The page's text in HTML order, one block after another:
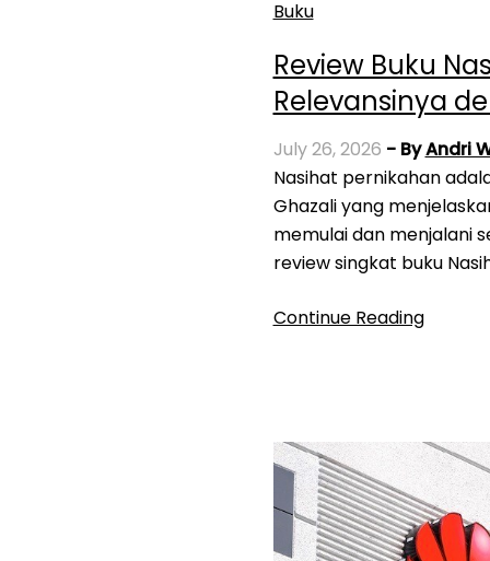
Buku
Review Buku
Relevansinya
July 26, 2026 - ByAndri
Nasihat pernikahan adalah sebuah buku tentang nasihat, pesan dan pemikiran Imam Al-
Ghazali yang
memulai dan menjalani
review singkat buku
Continue Reading